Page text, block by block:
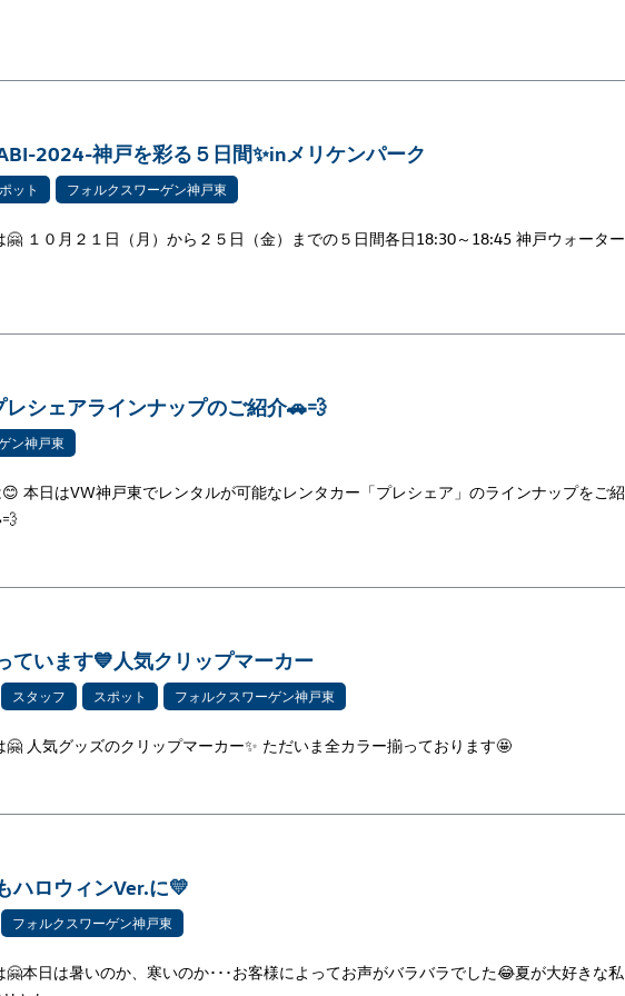
2024-神戸を彩る５日間✨inメリケンパーク
ット フォルクスワーゲン神戸東
🤗 １０月２１日（月）から２５日（金）までの５日間各日18:30～18:45 神戸ウォーター
シェアラインナップのご紹介🚗💨
ン神戸東
本日はVW神戸東でレンタルが可能なレンタカー「プレシェア」のラインナップをご紹
ています💙人気クリップマーカー
スタッフ スポット フォルクスワーゲン神戸東
🤗 人気グッズのクリップマーカー✨ ただいま全カラー揃っております🤩
ハロウィンVer.に💛
フォルクスワーゲン神戸東
🤗本日は暑いのか、寒いのか･･･お客様によってお声がバラバラでした😂夏が大好きな私